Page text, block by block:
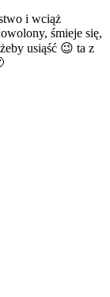
i wciąż
śmieje się,
usiąść 😉 ta z